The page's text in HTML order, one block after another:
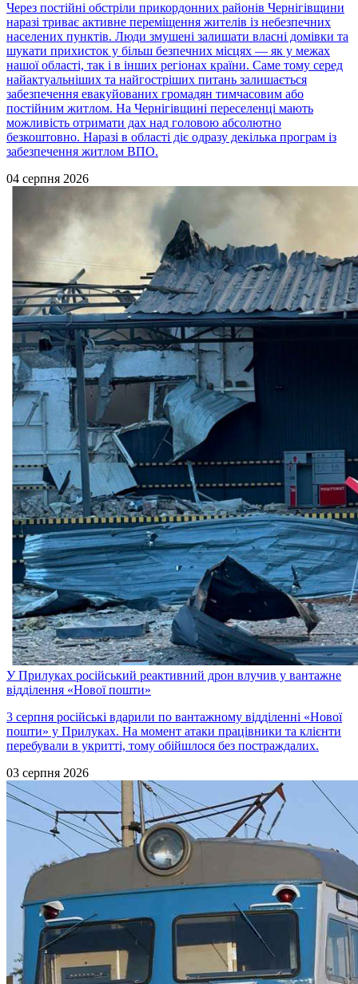
Через постійні обстріли прикордонних районів Чернігівщини
наразі триває активне переміщення жителів із небезпечних
населених пунктів. Люди змушені залишати власні домівки та
шукати прихисток у більш безпечних місцях — як у межах
нашої області, так і в інших регіонах країни. Саме тому серед
найактуальніших та найгостріших питань залишається
забезпечення евакуйованих громадян тимчасовим або
постійним житлом. На Чернігівщині переселенці мають
можливість отримати дах над головою абсолютно
безкоштовно. Наразі в області діє одразу декілька програм із
забезпечення житлом ВПО.
04 серпня 2026
У Прилуках російський реактивний дрон влучив у вантажне
відділення «Нової пошти»
3 серпня російські вдарили по вантажному відділенні «Нової
пошти» у Прилуках. На момент атаки працівники та клієнти
перебували в укритті, тому обійшлося без постраждалих.
03 серпня 2026